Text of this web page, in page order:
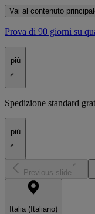
Vai al contenuto
Prova di 90 giorni su
più
Spedizione standard
più
Previous slide
Italia (Italiano)